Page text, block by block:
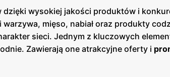
wysokiej jakości produktów i
mięso, nabiał oraz produkty
sieci. Jednym z kluczowych
Zawierają one atrakcyjne oferty i